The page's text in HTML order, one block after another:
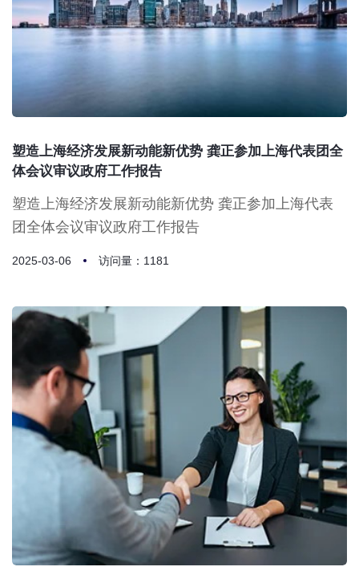
塑造上海经济发展新动能新优势 龚正参加上海代表团全
体会议审议政府工作报告
塑造上海经济发展新动能新优势 龚正参加上海代表
团全体会议审议政府工作报告
2025-03-06 访问量：1181